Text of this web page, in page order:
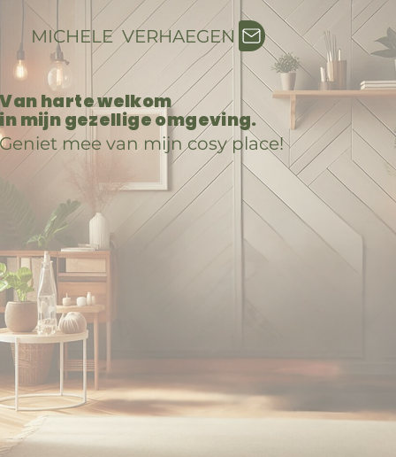
MICHELE VERHAEGEN
Van harte welkom
in mijn gezellige omgeving.
Geniet mee van mijn cosy place!